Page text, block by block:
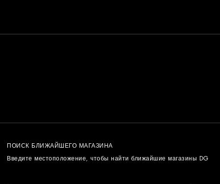
ПОИСК БЛИЖАЙШЕГО МАГАЗИНА
Введите местоположение, чтобы найти ближайшие магазины DG